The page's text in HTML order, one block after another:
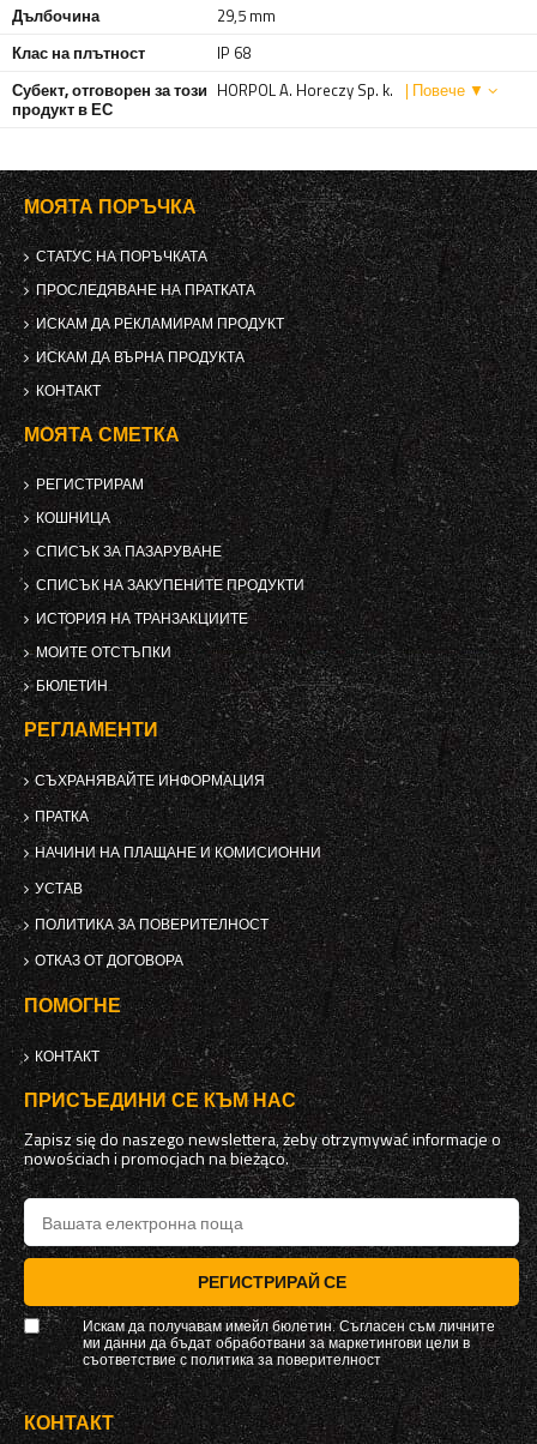
Дълбочина
29,5 mm
Клас на плътност
IP 68
Субект, отговорен за този
продукт в ЕС
HORPOL A. Horeczy Sp. k. | Повече ▼
МОЯТА ПОРЪЧКА
СТАТУС НА ПОРЪЧКАТА
ПРОСЛЕДЯВАНЕ НА ПРАТКАТА
ИСКАМ ДА РЕКЛАМИРАМ ПРОДУКТ
ИСКАМ ДА ВЪРНА ПРОДУКТА
КОНТАКТ
МОЯТА СМЕТКА
РЕГИСТРИРАМ
КОШНИЦА
СПИСЪК ЗА ПАЗАРУВАНЕ
СПИСЪК НА ЗАКУПЕНИТЕ ПРОДУКТИ
ИСТОРИЯ НА ТРАНЗАКЦИИТЕ
МОИТЕ ОТСТЪПКИ
БЮЛЕТИН
РЕГЛАМЕНТИ
СЪХРАНЯВАЙТЕ ИНФОРМАЦИЯ
ПРАТКА
НАЧИНИ НА ПЛАЩАНЕ И КОМИСИОННИ
УСТАВ
ПОЛИТИКА ЗА ПОВЕРИТЕЛНОСТ
ОТКАЗ ОТ ДОГОВОРА
ПОМОГНЕ
КОНТАКТ
ПРИСЪЕДИНИ СЕ КЪМ НАС
Zapisz się do naszego newslettera, żeby otrzymywać informacje o
nowościach i promocjach na bieżąco.
РЕГИСТРИРАЙ СЕ
Искам да получавам имейл бюлетин. Съгласен съм личните
ми данни да бъдат обработвани за маркетингови цели в
съответствие сполитика за поверителност
КОНТАКТ